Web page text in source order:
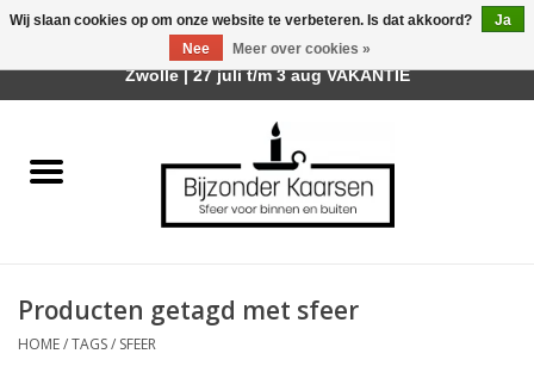
Räder Design Stories
Geurkaarsen
Producten getagd met sfeer
HOME/TAGS/ SFEER
Wij slaan cookies op om onze website te verbeteren. Is dat akkoord?
Ja
Nee
Meer over cookies »
Afhalen is mogelijk bij mijn winkel Trotz | Belvederelaan 107
Zwolle | 27 juli t/m 3 aug VAKANTIE